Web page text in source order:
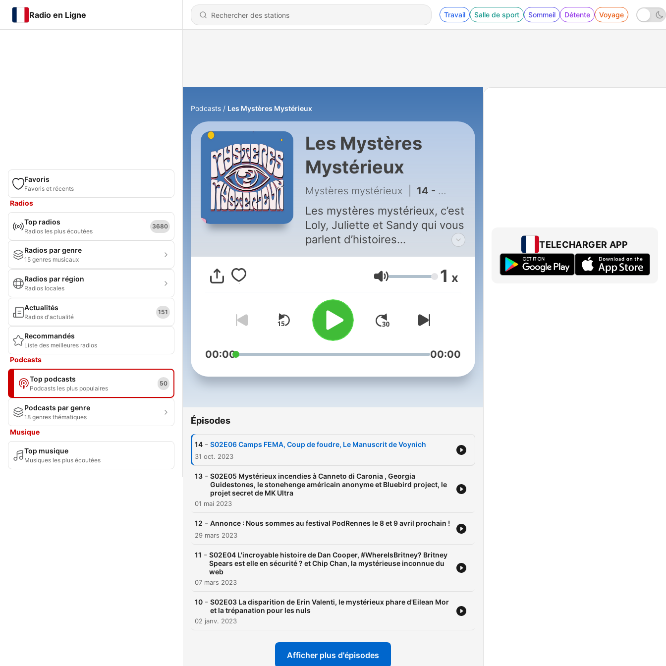
Radio en Ligne Travail Salle de sport Sommeil Détente Voyage
Favoris
Favoris et récents
Radios
Top radios
Radios les plus écoutées
3680
Radios par genre
15 genres musicaux
Radios par région
Radios locales
Actualités
Radios d'actualité
151
Recommandés
Liste des meilleures radios
Podcasts
Top podcasts
Podcasts les plus populaires
50
Podcasts par genre
18 genres thématiques
Musique
Top musique
Musiques les plus écoutées
Podcasts Les Mystères Mystérieux
Les Mystères
Mystérieux
Mystères mystérieux 14 - S02E06 Camps FEMA, Coup de foudre, Le Manuscrit de Voynich
Les mystères mystérieux, c’est
Loly, Juliette et Sandy qui vous
parlent d’histoires
inexpliquées, secrets bien
gardés et théories les plus
folles. On aime bien rigoler
aussi.
Volume 1 x
00:00 00:00
Épisodes
14 - S02E06 Camps FEMA, Coup de foudre, Le Manuscrit de Voynich
31 oct. 2023
13 - S02E05 Mystérieux incendies à Canneto di Caronia , Georgia
Guidestones, le stonehenge américain anonyme et Bluebird project, le
projet secret de MK Ultra
01 mai 2023
12 - Annonce : Nous sommes au festival PodRennes le 8 et 9 avril prochain !
29 mars 2023
11 - S02E04 L'incroyable histoire de Dan Cooper, #WhereIsBritney? Britney
Spears est elle en sécurité ? et Chip Chan, la mystérieuse inconnue du
web
07 mars 2023
10 - S02E03 La disparition de Erin Valenti, le mystérieux phare d'Eilean Mor
et la trépanation pour les nuls
02 janv. 2023
Afficher plus d'épisodes
TELECHARGER APP